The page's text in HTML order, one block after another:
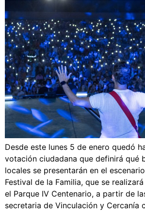
Desde este lunes 5 de enero quedó
votación ciudadana que definirá qué
locales se presentarán en el
Festival de la Familia, que se
el Parque IV Centenario, a partir de
secretaria de Vinculación y Cercanía